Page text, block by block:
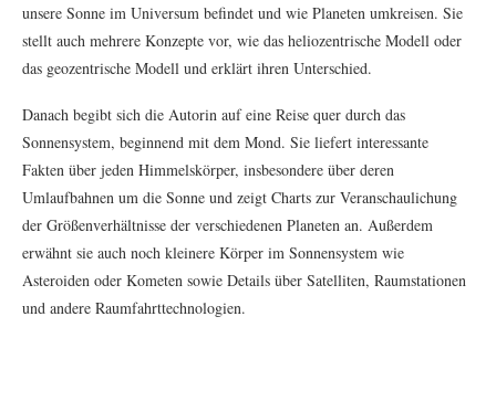
unsere Sonne im Universum befindet und wie Planeten umkreisen. Sie
stellt auch mehrere Konzepte vor, wie das heliozentrische Modell oder
das geozentrische Modell und erklärt ihren Unterschied.
Danach begibt sich die Autorin auf eine Reise quer durch das
Sonnensystem, beginnend mit dem Mond. Sie liefert interessante
Fakten über jeden Himmelskörper, insbesondere über deren
Umlaufbahnen um die Sonne und zeigt Charts zur Veranschaulichung
der Größenverhältnisse der verschiedenen Planeten an. Außerdem
erwähnt sie auch noch kleinere Körper im Sonnensystem wie
Asteroiden oder Kometen sowie Details über Satelliten, Raumstationen
und andere Raumfahrttechnologien.